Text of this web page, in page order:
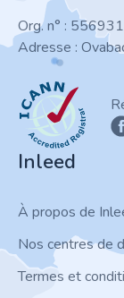
Org. n° :
Adresse :
ICANN
Inleed
À propos de
Nos centres de
Termes et